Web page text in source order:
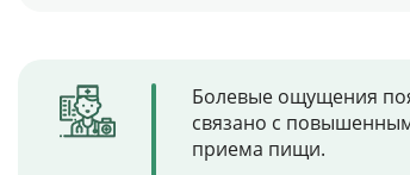
Болевые ощущения
связано с
приема пищи.